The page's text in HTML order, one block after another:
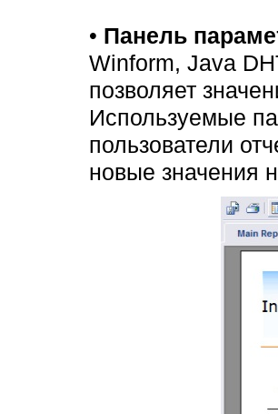
• Панель
Winform, Java
позволяет
Используемые
пользователи
новые значения